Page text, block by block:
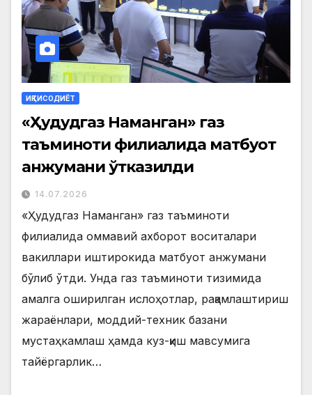
ИҚТИСОДИЁТ
«Ҳудудгаз Наманган» газ
таъминоти филиалида матбуот
анжумани ўтказилди
14.07.2026
«Ҳудудгаз Наманган» газ таъминоти
филиалида оммавий ахборот воситалари
вакиллари иштирокида матбуот анжумани
бўлиб ўтди. Унда газ таъминоти тизимида
амалга оширилган ислоҳотлар, рақамлаштириш
жараёнлари, моддий-техник базани
мустаҳкамлаш ҳамда куз-қиш мавсумига
тайёргарлик…